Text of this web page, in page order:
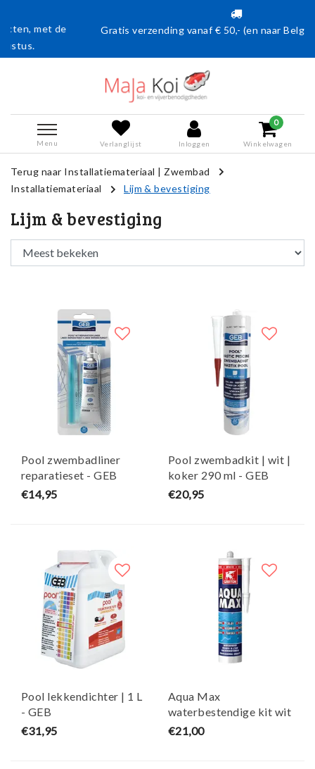
Gratis verzending vanaf € 50,- (en naar België vanaf €75,00)
Menu Verlanglijst Inloggen
0
Winkelwagen
Terug naar Installatiemateriaal | Zwembad
Installatiemateriaal
Lijm & bevestiging
Lijm & bevestiging
Pool zwembadliner
reparatieset - GEB
€14,95
Pool zwembadkit | wit |
koker 290 ml - GEB
€20,95
Pool lekkendichter | 1 L
- GEB
€31,95
Aqua Max
waterbestendige kit wit
- Griffon
€21,00